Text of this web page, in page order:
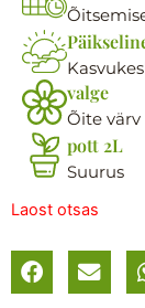
valge
Õite värv
pott 2L
Suurus
Laost otsas